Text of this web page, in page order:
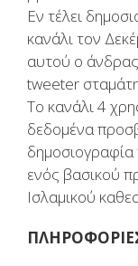
Εν τέλει
κανάλι τον
αυτού ο
tweeter
Το κανάλι 4
δεδομένα
ενός βασικού
Ισλαμικού